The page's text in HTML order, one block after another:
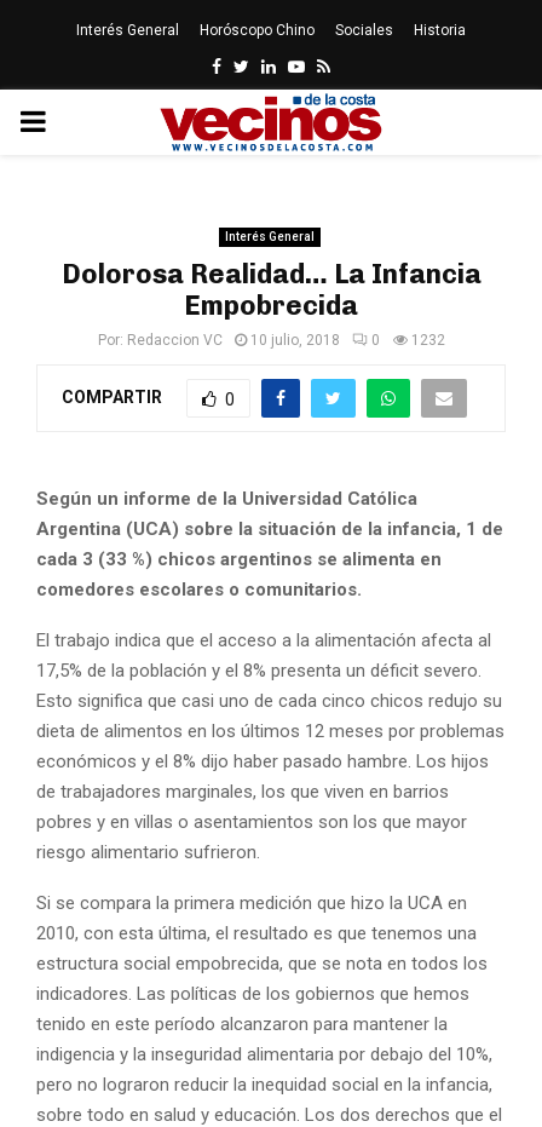
Interés General Horóscopo Chino Sociales Historia
Facebook
Twitter
LinkedinYoutube
Rss
PRIMARY
Interés General
Dolorosa Realidad… La Infancia
Empobrecida
Por: Redaccion VC 10 julio, 2018 0 1232
COMPARTIR 0
Según un informe de la Universidad Católica
Argentina (UCA) sobre la situación de la infancia, 1 de
cada 3 (33 %) chicos argentinos se alimenta en
comedores escolares o comunitarios.
El trabajo indica que el acceso a la alimentación afecta al
17,5% de la población y el 8% presenta un déficit severo.
Esto significa que casi uno de cada cinco chicos redujo su
dieta de alimentos en los últimos 12 meses por problemas
económicos y el 8% dijo haber pasado hambre. Los hijos
de trabajadores marginales, los que viven en barrios
pobres y en villas o asentamientos son los que mayor
riesgo alimentario sufrieron.
Si se compara la primera medición que hizo la UCA en
2010, con esta última, el resultado es que tenemos una
estructura social empobrecida, que se nota en todos los
indicadores. Las políticas de los gobiernos que hemos
tenido en este período alcanzaron para mantener la
indigencia y la inseguridad alimentaria por debajo del 10%,
pero no lograron reducir la inequidad social en la infancia,
sobre todo en salud y educación. Los dos derechos que el